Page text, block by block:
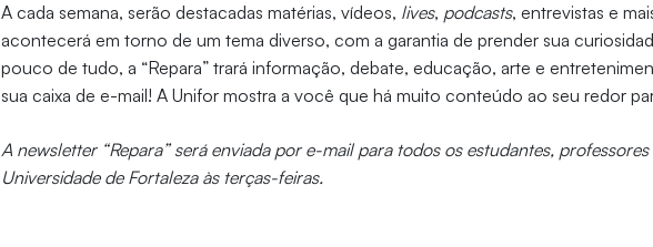
A cada semana, serão destacadas matérias, vídeos, lives, podcasts, entrevistas e
acontecerá em torno de um tema diverso, com a garantia de prender sua
pouco de tudo, a “Repara” trará informação, debate, educação, arte e
sua caixa de e-mail! A Unifor mostra a você que há muito conteúdo ao seu redor
A newsletter “Repara” será enviada por e-mail para todos os estudantes,
Universidade de Fortaleza às terças-feiras.